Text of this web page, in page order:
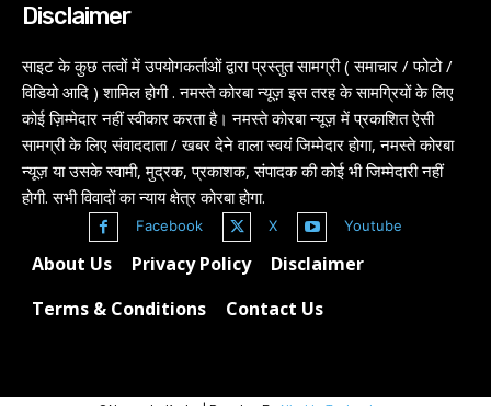
Disclaimer
साइट के कुछ तत्वों में उपयोगकर्ताओं द्वारा प्रस्तुत सामग्री ( समाचार / फोटो /
विडियो आदि ) शामिल होगी . नमस्ते कोरबा न्यूज़ इस तरह के सामग्रियों के लिए
कोई ज़िम्मेदार नहीं स्वीकार करता है। नमस्ते कोरबा न्यूज़ में प्रकाशित ऐसी
सामग्री के लिए संवाददाता / खबर देने वाला स्वयं जिम्मेदार होगा, नमस्ते कोरबा
न्यूज़ या उसके स्वामी, मुद्रक, प्रकाशक, संपादक की कोई भी जिम्मेदारी नहीं
होगी. सभी विवादों का न्याय क्षेत्र कोरबा होगा.
Facebook X Youtube
About Us Privacy Policy
Disclaimer
Terms & Conditions
Contact Us